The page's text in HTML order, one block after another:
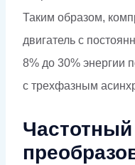
Таким образом,
двигатель с
8% до 30% энергии
с трехфазным
Частотный